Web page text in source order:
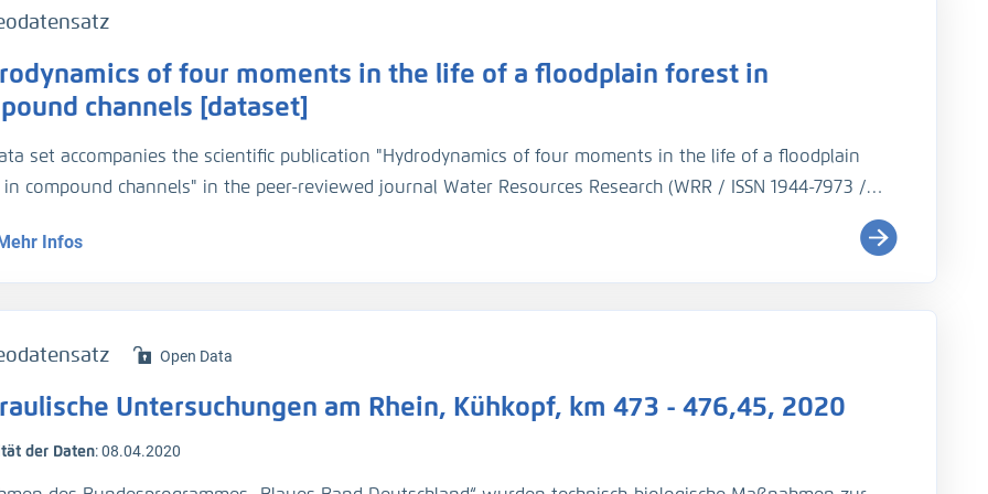
(v_Str)
nach Maßnahmen beim gleichwertigen Wasserstand (GlW).
war nahe dem gleichwertigen Wasserstand (GlW) und entsprach der vorangegangenen
erfolgt
of four moments in the life of a floodplain forest in
channels [dataset]
set accompanies the scientific publication "Hydrodynamics of four moments in the life of a floodplain
compound channels" in the peer-reviewed journal Water Resources Research (WRR / ISSN 1944-7973 /
contains processed hydraulic variables derived from controlled experimental measurements
in a laboratory scale compound-channel, with a floodplain forest patch representing different stages of
The data represent time-averaged and spatially averaged quantities describing water depth,
discharge, mixing layer properties, and momentum exchange.
averaged water depth
Infos
Open Data
Untersuchungen am Rhein, Kühkopf, km 473 - 476,45, 2020
der Daten:08.04.2020